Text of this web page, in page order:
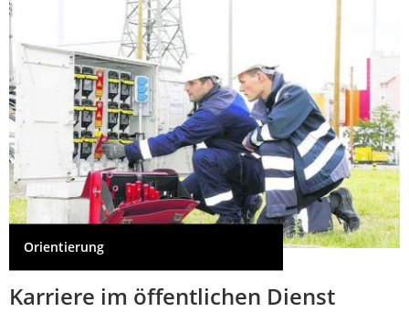
Orientierung
Karriere im öffentlichen Dienst